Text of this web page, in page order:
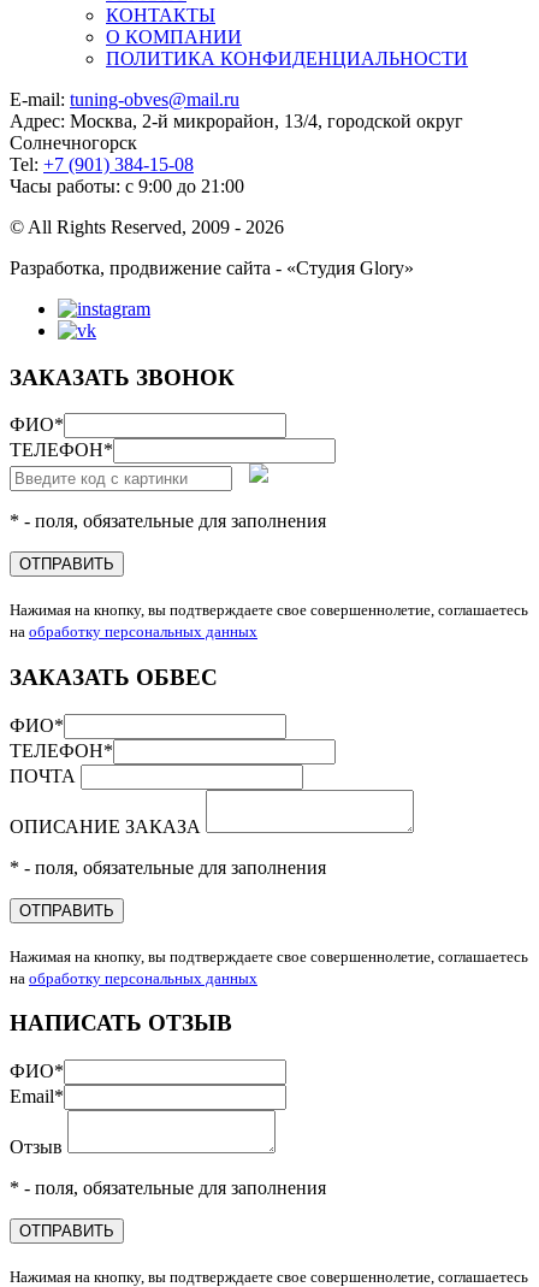
КОНТАКТЫ
О КОМПАНИИ
ПОЛИТИКА КОНФИДЕНЦИАЛЬНОСТИ
E-mail: tuning-obves@mail.ru
Адрес: Москва, 2-й микрорайон, 13/4, городской округ
Солнечногорск
Tel: +7 (901) 384-15-08
Часы работы: с 9:00 до 21:00
© All Rights Reserved, 2009 - 2026
Разработка, продвижение сайта - «Студия Glory»
ЗАКАЗАТЬ ЗВОНОК
ФИО*
ТЕЛЕФОН*
* - поля, обязательные для заполнения
ОТПРАВИТЬ
Нажимая на кнопку, вы подтверждаете свое совершеннолетие, соглашаетесь
на обработку персональных данных
ЗАКАЗАТЬ ОБВЕС
ФИО*
ТЕЛЕФОН*
ПОЧТА
ОПИСАНИЕ ЗАКАЗА
* - поля, обязательные для заполнения
ОТПРАВИТЬ
Нажимая на кнопку, вы подтверждаете свое совершеннолетие, соглашаетесь
на обработку персональных данных
НАПИСАТЬ ОТЗЫВ
ФИО*
Email*
Отзыв
* - поля, обязательные для заполнения
ОТПРАВИТЬ
Нажимая на кнопку, вы подтверждаете свое совершеннолетие, соглашаетесь